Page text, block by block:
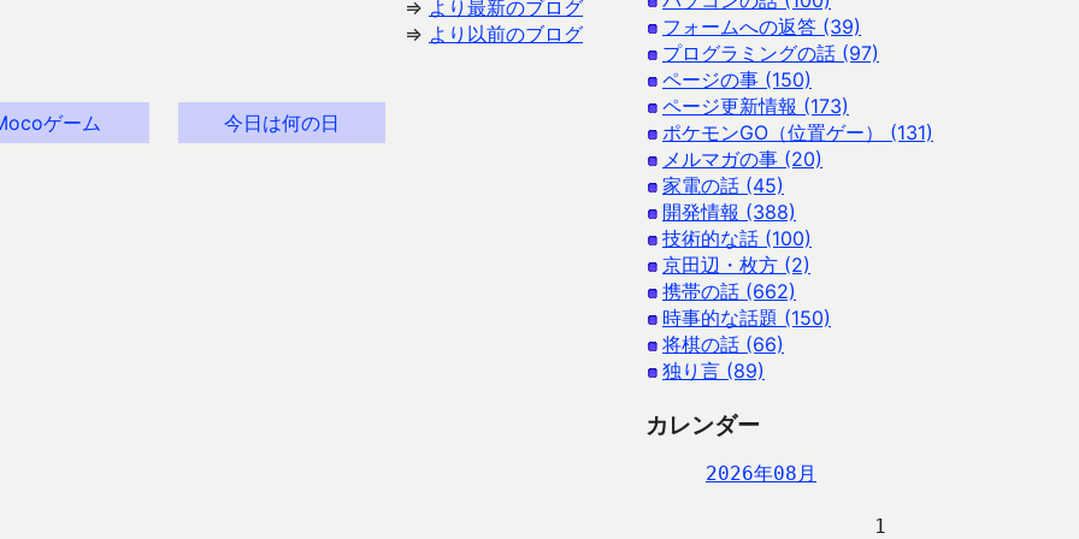
⇒ より最新のブログ
⇒ より以前のブログ
ゲーム 今日は何の日
フォームへの返答 (39)
プログラミングの話 (97)
ページの事 (150)
ページ更新情報 (173)
ポケモンGO（位置ゲー） (131)
メルマガの事 (20)
家電の話 (45)
開発情報 (388)
技術的な話 (100)
京田辺・枚方 (2)
携帯の話 (662)
時事的な話題 (150)
将棋の話 (66)
独り言 (89)
カレンダー
2026年08月
                   1